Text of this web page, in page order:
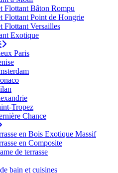
Flottant Bâton Rompu
Flottant Point de Hongrie
Flottant Versailles
Exotique
Paris
Tropez
Chance
en Bois Exotique Massif
en Composite
de terrasse
bain et cuisines